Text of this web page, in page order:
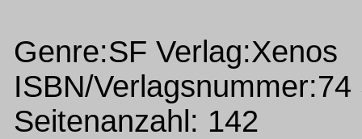
Genre:SF Verlag:Xenos
ISBN/Verlagsnummer:74
Seitenanzahl: 142